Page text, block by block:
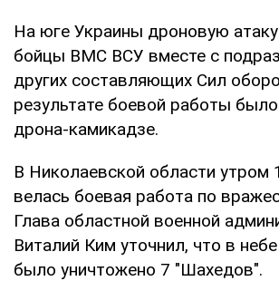
На юге Украины дроновую
бойцы ВМС ВСУ вместе с
других составляющих Сил
результате боевой работы
дрона-камикадзе.
В Николаевской области утром
велась боевая работа по
Глава областной военной
Виталий Ким уточнил, что в
было уничтожено 7 "Шахедов".